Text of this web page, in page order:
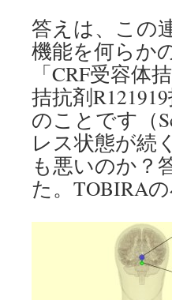
答えは、この
機能を何らか
「CRF受容体
拮抗剤
のことです（
レス状態が続
も悪いのか？
た。TOBIRA